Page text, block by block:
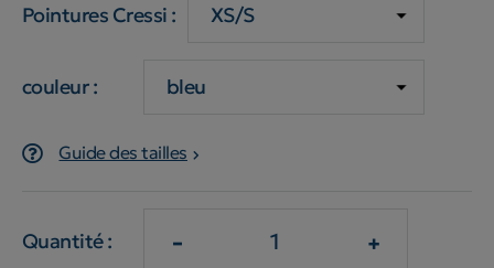
Pointures Cressi :
couleur :
Guide des tailles
Quantité : - +